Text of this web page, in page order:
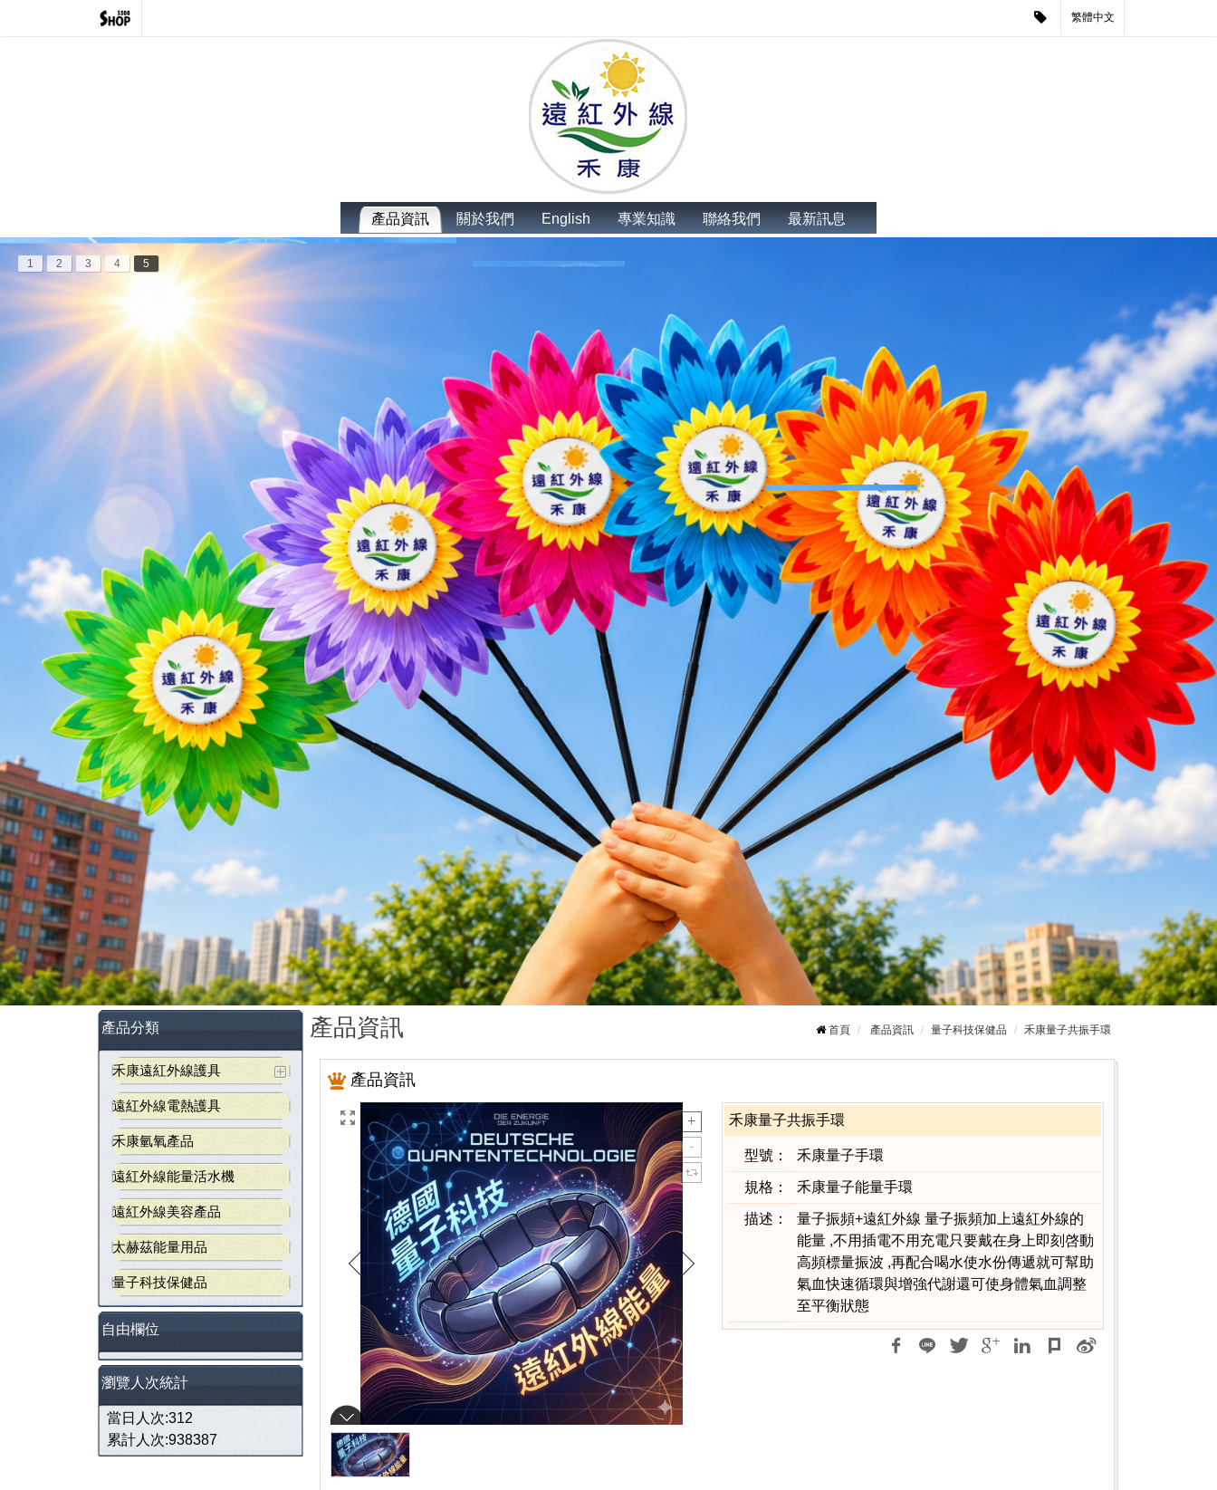
繁體中文
產品資訊 關於我們 English 專業知識 聯絡我們 最新訊息
1 2 3 4 5
產品分類
禾康遠紅外線護具
遠紅外線電熱護具
禾康氫氧產品
遠紅外線能量活水機
遠紅外線美容產品
太赫茲能量用品
量子科技保健品
自由欄位
瀏覽人次統計
當日人次:312
累計人次:938387
產品資訊 首頁 產品資訊 量子科技保健品 禾康量子共振手環
產品資訊
禾康量子共振手環
型號： 禾康量子手環
規格： 禾康量子能量手環
描述：
量子振頻+遠紅外線 量子振頻加上遠紅外線的
能量 ,不用插電不用充電只要戴在身上即刻啓動
高頻標量振波 ,再配合喝水使水份傳遞就可幫助
氣血快速循環與增強代謝還可使身體氣血調整
至平衡狀態